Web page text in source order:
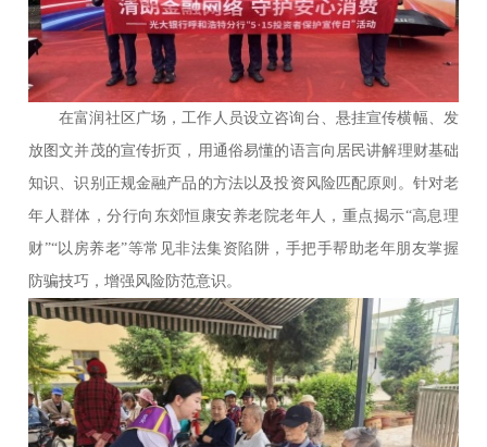
在富润社区广场，工作人员设立咨询台、悬挂宣传横幅、发
放图文并茂的宣传折页，用通俗易懂的语言向居民讲解理财基础
知识、识别正规金融产品的方法以及投资风险匹配原则。针对老
年人群体，分行向东郊恒康安养老院老年人，重点揭示“高息理
财”“以房养老”等常见非法集资陷阱，手把手帮助老年朋友掌握
防骗技巧，增强风险防范意识。